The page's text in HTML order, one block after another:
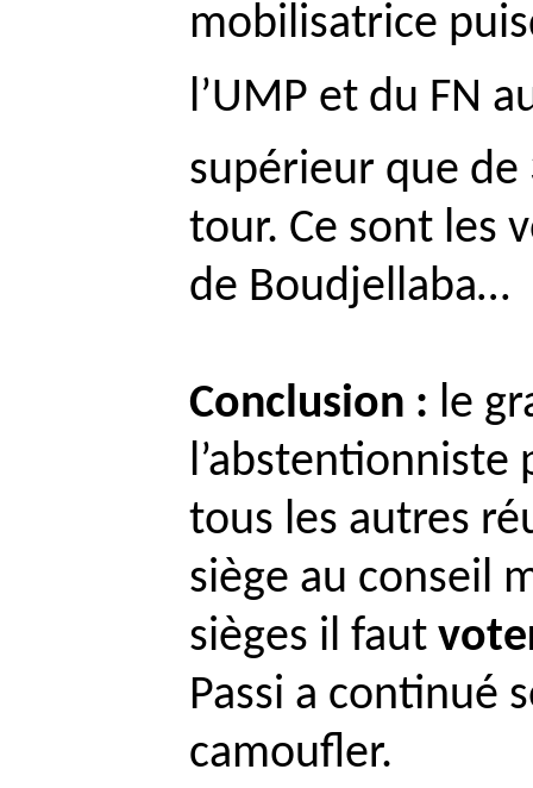
mobilisatrice
l’UMP et du FN
supérieur que de
tour. Ce sont les
de Boudjellaba…
Conclusion : le
l’abstentionniste
tous les autres
siège au conseil
sièges il faut
Passi a continué
camoufler.